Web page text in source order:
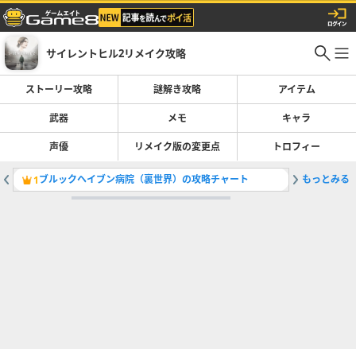
サイレントヒル2リメイク攻略
ストーリー攻略 謎解き攻略 アイテム
武器 メモ キャラ
声優 リメイク版の変更点 トロフィー
1ブルックヘイブン病院（裏世界）の攻略チャート 2病院の
もっとみる